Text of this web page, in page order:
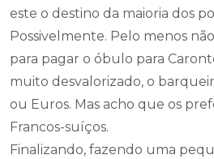
este o destino da maioria dos
Possivelmente. Pelo menos
para pagar o óbulo para
muito desvalorizado, o
ou Euros. Mas acho que os
Francos-suíços.
Finalizando, fazendo uma